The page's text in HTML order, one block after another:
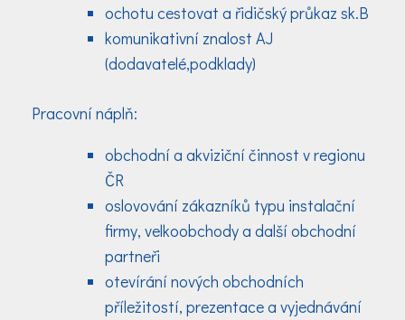
ochotu cestovat a řidičský průkaz sk.B
komunikativní znalost AJ
(dodavatelé,podklady)
Pracovní náplň:
obchodní a akviziční činnost v regionu
ČR
oslovování zákazníků typu instalační
firmy, velkoobchody a další obchodní
partneři
otevírání nových obchodních
příležitostí, prezentace a vyjednávání